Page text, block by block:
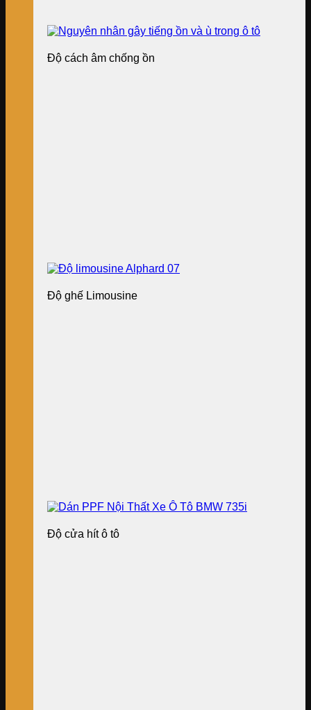
Độ cách âm chống ồn
Độ ghế Limousine
Độ cửa hít ô tô